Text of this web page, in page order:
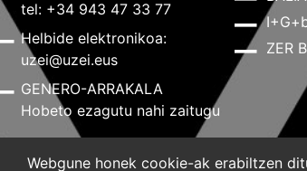
tel: +34 943 47 33 77
Helbide elektronikoa:
uzei@uzei.eus
GENERO-ARRAKALA
Hobeto ezagutu nahi zaitugu
ZER
Webgune honek cookie-ak erabiltzen